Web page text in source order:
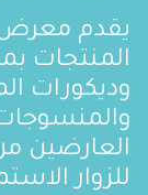
يقدم معرض
المنتجات
وديكورات
العارضين
للزوار